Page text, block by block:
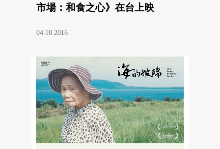
市場：和食之心》在台上映
04.10.2016